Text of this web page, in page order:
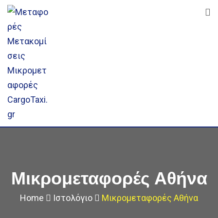
Skip
content
Μικρομεταφορές Αθήνα
Home Ιστολόγιο Μικρομεταφορές Αθήνα